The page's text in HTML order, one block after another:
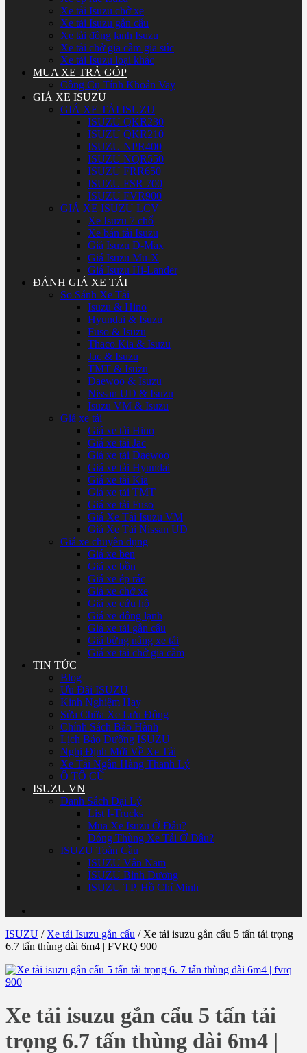
Xe tải Isuzu chở xe
Xe tải Isuzu gắn cẩu
Xe tải đông lạnh Isuzu
Xe tải chở gia cầm gia súc
Xe tải Isuzu loại khác
MUA XE TRẢ GÓP
Công Cụ Tính Khoản Vay
GIÁ XE ISUZU
GIÁ XE TẢI ISUZU
ISUZU QKR230
ISUZU QKR210
ISUZU NPR400
ISUZU NQR550
ISUZU FRR650
ISUZU FSR 700
ISUZU FVR900
GIÁ XE ISUZU LCV
Xe Isuzu 7 chổ
Xe bán tải Isuzu
Giá Isuzu D-Max
Giá Isuzu Mu-X
Giá Isuzu Hi-Lander
ĐÁNH GIÁ XE TẢI
So Sánh Xe Tải
Isuzu & Hino
Hyundai & Isuzu
Fuso & Isuzu
Thaco Kia & Isuzu
Jac & Isuzu
TMT & Isuzu
Daewoo & Isuzu
Nissan UD & Isuzu
Isuzu VM & Isuzu
Giá xe tải
Giá xe tải Hino
Giá xe tải Jac
Giá xe tải Daewoo
Giá xe tải Hyundai
Giá xe tải Kia
Giá xe tải TMT
Giá xe tải Fuso
Giá Xe Tải Isuzu VM
Giá Xe Tải Nissan UD
Giá xe chuyên dụng
Giá xe ben
Giá xe bồn
Giá xe ép rác
Giá xe chở xe
Giá xe cứu hộ
Giá xe đông lạnh
Giá xe tải gắn cẩu
Giá bửng nâng xe tải
Giá xe tải chở gia cầm
TIN TỨC
Blog
Ưu Đãi ISUZU
Kinh Nghiệm Hay
Sửa Chữa Xe Lưu Động
Chính Sách Bảo Hành
Lịch Bảo Dưỡng ISUZU
Nghị Định Mới Về Xe Tải
Xe Tải Ngân Hàng Thanh Lý
Ô TÔ CŨ
ISUZU VN
Danh Sách Đại Lý
List I-Trucks
Mua Xe Isuzu Ở Đâu?
Đóng Thùng Xe Tải Ở Đâu?
ISUZU Toàn Cầu
ISUZU Vân Nam
ISUZU Bình Dương
ISUZU TP. Hồ Chí Minh
ISUZU / Xe tải Isuzu gắn cẩu / Xe tải isuzu gắn cẩu 5 tấn tải trọng
6.7 tấn thùng dài 6m4 | FVRQ 900
Xe tải isuzu gắn cẩu 5 tấn tải
trọng 6.7 tấn thùng dài 6m4 |